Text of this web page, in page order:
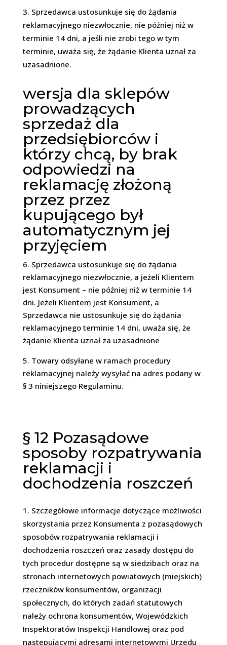
Sprzedawca ustosunkuje się do żądania
reklamacyjnego niezwłocznie, nie później niż w
terminie 14 dni, a jeśli nie zrobi tego w tym
terminie, uważa się, że żądanie Klienta uznał za
uzasadnione.
wersja dla sklepów
prowadzących
sprzedaż dla
przedsiębiorców i
którzy chcą, by brak
odpowiedzi na
reklamację złożoną
przez przez
kupującego był
automatycznym jej
przyjęciem
6. Sprzedawca ustosunkuje się do żądania
reklamacyjnego niezwłocznie, a jeżeli Klientem
jest Konsument – nie później niż w terminie 14
dni. Jeżeli Klientem jest Konsument, a
Sprzedawca nie ustosunkuje się do żądania
reklamacyjnego terminie 14 dni, uważa się, że
żądanie Klienta uznał za uzasadnione
5. Towary odsyłane w ramach procedury
reklamacyjnej należy wysyłać na adres podany w
§ 3 niniejszego Regulaminu.
§ 12 Pozasądowe
sposoby rozpatrywania
reklamacji i
dochodzenia roszczeń
Szczegółowe informacje dotyczące możliwości
skorzystania przez Konsumenta z pozasądowych
sposobów rozpatrywania reklamacji i
dochodzenia roszczeń oraz zasady dostępu do
tych procedur dostępne są w siedzibach oraz na
stronach internetowych powiatowych (miejskich)
rzeczników konsumentów, organizacji
społecznych, do których zadań statutowych
należy ochrona konsumentów, Wojewódzkich
Inspektoratów Inspekcji Handlowej oraz pod
następującymi adresami internetowymi Urzędu